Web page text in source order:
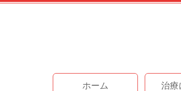
コ
今井歯科クリニ
ホーム 治療